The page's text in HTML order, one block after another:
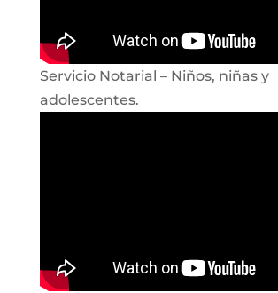
Servicio Notarial – Niños, niñas y
adolescentes.